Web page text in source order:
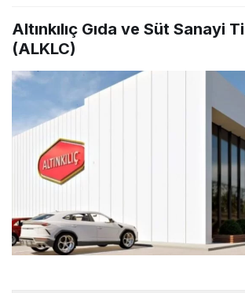
Altınkılıç Gıda ve Süt Sanayi
(ALKLC)